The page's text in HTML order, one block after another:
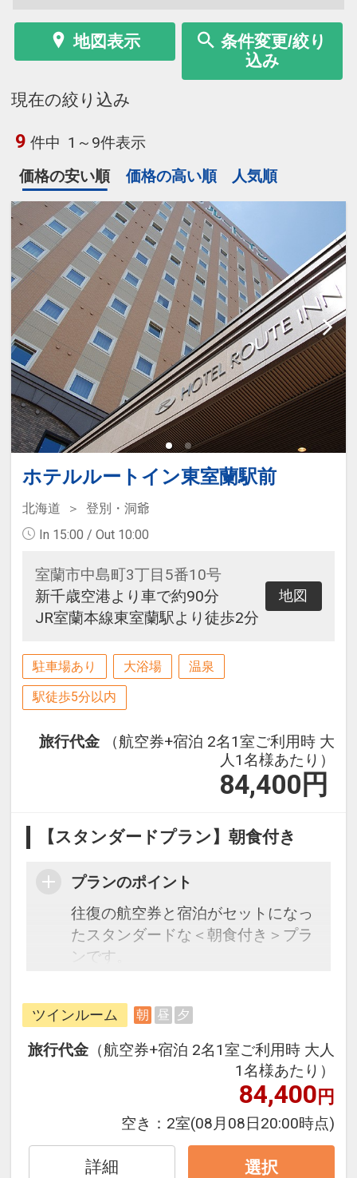
地図表示
条件変更/絞り
込み
現在の絞り込み
9 件中 1～9件表示
価格の安い順
価格の高い順 人気順
ホテルルートイン東室蘭駅前
北海道
登別・洞爺
In 15:00 / Out 10:00
室蘭市中島町3丁目5番10号
新千歳空港より車で約90分
JR室蘭本線東室蘭駅より徒歩2分
地図
駐車場あり 大浴場 温泉
駅徒歩5分以内
旅行代金
（航空券+宿泊 2名1室ご利用時 大
人1名様あたり）
84,400 円
【スタンダードプラン】朝食付き
プランのポイント
往復の航空券と宿泊がセットになっ
たスタンダードな＜朝食付き＞プラ
ンです。
できるダイナミックパッケージだか
ら、一都市滞在はもちろん周遊旅行
にも最適！
旅行期間中の1泊だけの宿泊や延
泊・飛び泊なども自由自在です。
フライトは、安心のJAL（または
JALグループ）確約！フライトマイ
ル50%貯まります。
オプションでレンタカーや現地交
ツインルーム 朝 昼 夕
旅行代金 （航空券+宿泊 2名1室ご利用時 大人
1名様あたり）
84,400円
空き： 2室(08月08日20:00時点)
詳細 選択